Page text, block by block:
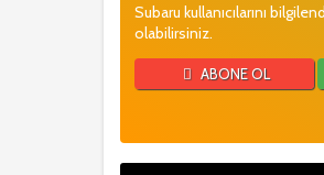
Subaru kullanıcılarını
olabilirsiniz.
ABONE OL